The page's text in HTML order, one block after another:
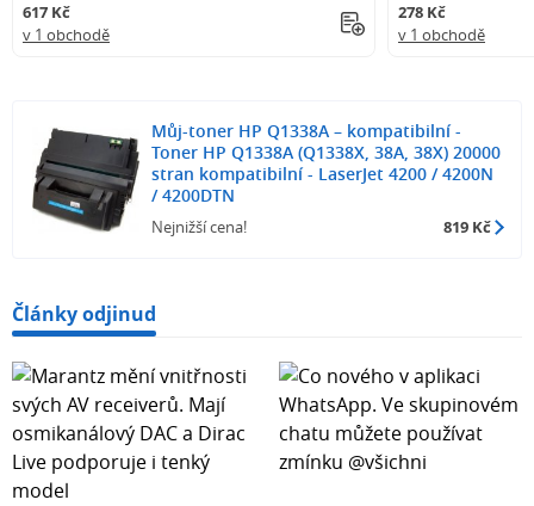
617 Kč
v 1 obchodě
278 Kč
v 1 obchodě
Můj-toner HP Q1338A – kompatibilní -
Toner HP Q1338A (Q1338X, 38A, 38X) 20000
stran kompatibilní - LaserJet 4200 / 4200N
/ 4200DTN
Nejnižší cena! 819 Kč
Články odjinud